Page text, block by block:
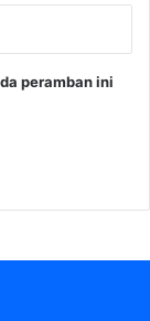
peramban ini